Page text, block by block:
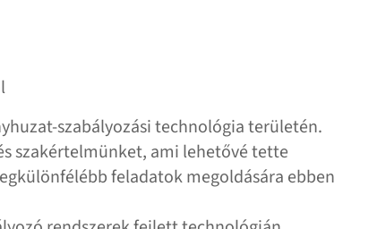
szabályozási technológia területén.
szakértelmünket, ami lehetővé tette
feladatok megoldására ebben